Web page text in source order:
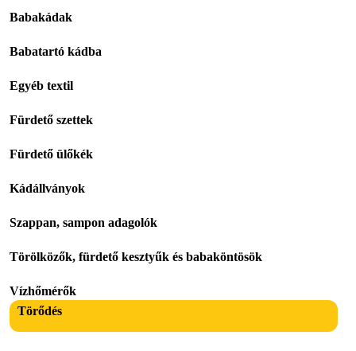
Babakádak
Babatartó kádba
Egyéb textil
Fürdető szettek
Fürdető ülőkék
Kádállványok
Szappan, sampon adagolók
Törölközők, fürdető kesztyűk és babaköntösök
Vízhőmérők
Törődés